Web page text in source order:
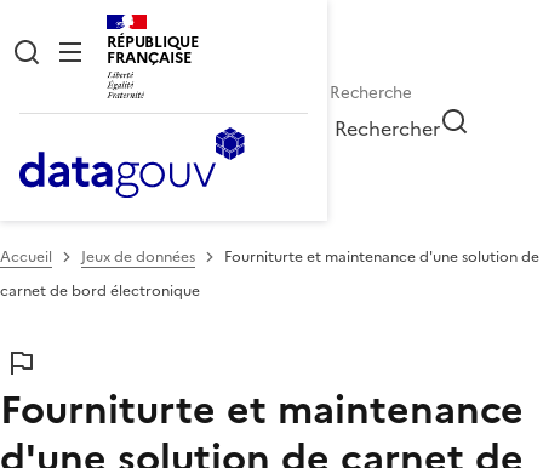
RÉPUBLIQUE
FRANÇAISE
Rechercher
Accueil Jeux de données
Fourniturte et maintenance d'une solution de
carnet de bord électronique
Fourniturte et maintenance